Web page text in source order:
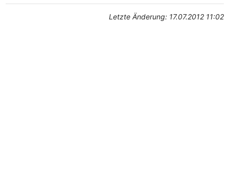
Letzte Änderung: 17.07.2012 11:02